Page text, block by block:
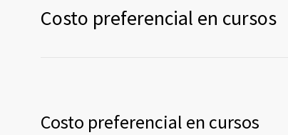
Costo preferencial en cursos
Costo preferencial en cursos